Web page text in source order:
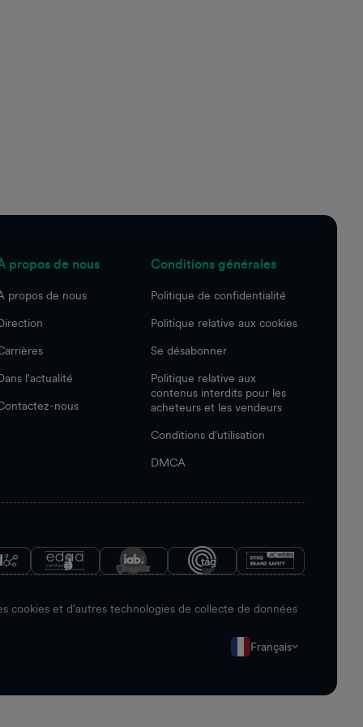
propos de nous
propos de nous
l'actualité
nous
Conditions générales
Politique de confidentialité
Politique relative aux cookies
Se désabonner
Politique relative aux
contenus interdits pour les
acheteurs et les vendeurs
Conditions d'utilisation
DMCA
cookies et d'autres technologies de collecte de données
Français